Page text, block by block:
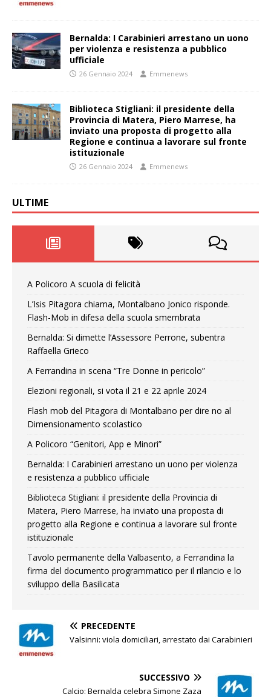
Bernalda: I Carabinieri arrestano un uono
per violenza e resistenza a pubblico
ufficiale
26 Gennaio 2024 Emmenews
Biblioteca Stigliani: il presidente della
Provincia di Matera, Piero Marrese, ha
inviato una proposta di progetto alla
Regione e continua a lavorare sul fronte
istituzionale
26 Gennaio 2024 Emmenews
ULTIME
A Policoro A scuola di felicità
L’Isis Pitagora chiama, Montalbano Jonico risponde.
Flash-Mob in difesa della scuola smembrata
Bernalda: Si dimette l’Assessore Perrone, subentra
Raffaella Grieco
A Ferrandina in scena “Tre Donne in pericolo”
Elezioni regionali, si vota il 21 e 22 aprile 2024
Flash mob del Pitagora di Montalbano per dire no al
Dimensionamento scolastico
A Policoro “Genitori, App e Minori”
Bernalda: I Carabinieri arrestano un uono per violenza
e resistenza a pubblico ufficiale
Biblioteca Stigliani: il presidente della Provincia di
Matera, Piero Marrese, ha inviato una proposta di
progetto alla Regione e continua a lavorare sul fronte
istituzionale
Tavolo permanente della Valbasento, a Ferrandina la
firma del documento programmatico per il rilancio e lo
sviluppo della Basilicata
PRECEDENTE
Valsinni: viola domiciliari, arrestato dai Carabinieri
SUCCESSIVO
Calcio: Bernalda celebra Simone Zaza